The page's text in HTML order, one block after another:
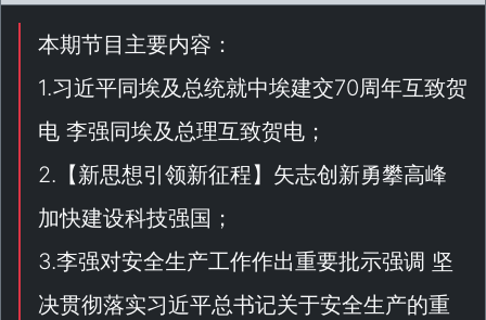
本期节目主要内容：
1.习近平同埃及总统就中埃建交70周年互致贺
电 李强同埃及总理互致贺电；
2.【新思想引领新征程】矢志创新勇攀高峰
加快建设科技强国；
3.李强对安全生产工作作出重要批示强调 坚
决贯彻落实习近平总书记关于安全生产的重